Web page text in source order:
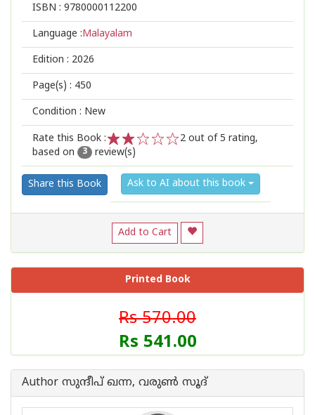
ISBN : 9780000112200
Language :Malayalam
Edition : 2026
Page(s) : 450
Condition : New
Rate this Book :
2
1
2 out of 5 rating,
based on
3 review(s)
Share this Book Ask to AI about this book
Add to Cart
Printed Book
Rs 570.00
Rs 541.00
Author സുന്ദീപ് ഖന്ന, വരുൺ സൂദ്